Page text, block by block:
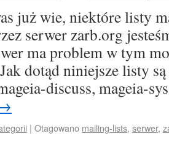
już wie, niektóre listy
serwer zarb.org
ma problem w tym
dotąd niniejsze listy
discuss, mageia-
| Otagowano mailing-lists, serwer,